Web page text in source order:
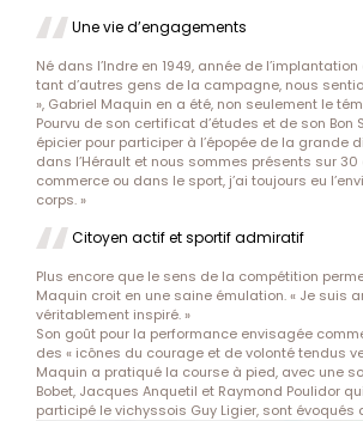
Une vie d’engagements
Né dans l’Indre en 1949, année de
tant d’autres gens de la campagne, nous
», Gabriel Maquin en a été, non seulement le
Pourvu de son certificat d’études et de son
épicier pour participer à l’épopée de la grande
dans l’Hérault et nous sommes présents sur
commerce ou dans le sport, j’ai toujours eu
corps. »
Citoyen actif et sportif admiratif
Plus encore que le sens de la compétition
Maquin croit en une saine émulation. « Je suis
véritablement inspiré. »
Son goût pour la performance envisagée
des « icônes du courage et de volonté tendus
Maquin a pratiqué la course à pied, avec une
Bobet, Jacques Anquetil et Raymond Poulidor
participé le vichyssois Guy Ligier, sont évoqués